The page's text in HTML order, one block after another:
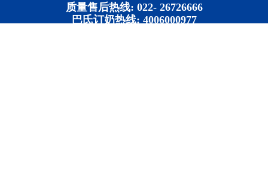
质量售后热线: 022- 26726666
巴氏订奶热线: 4006000977